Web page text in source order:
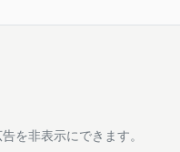
を非表示にできます。